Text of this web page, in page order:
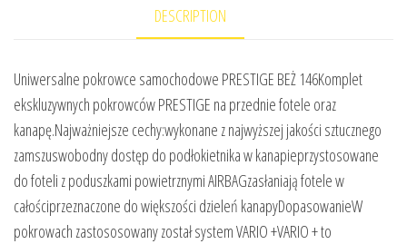
DESCRIPTION
Uniwersalne pokrowce samochodowe PRESTIGE BEŻ 146Komplet
ekskluzywnych pokrowców PRESTIGE na przednie fotele oraz
kanapę.Najważniejsze cechy:wykonane z najwyższej jakości sztucznego
zamszuswobodny dostęp do podłokietnika w kanapieprzystosowane
do foteli z poduszkami powietrznymi AIRBAGzasłaniają fotele w
całościprzeznaczone do większości dzieleń kanapyDopasowanieW
pokrowach zastososowany został system VARIO +VARIO + to